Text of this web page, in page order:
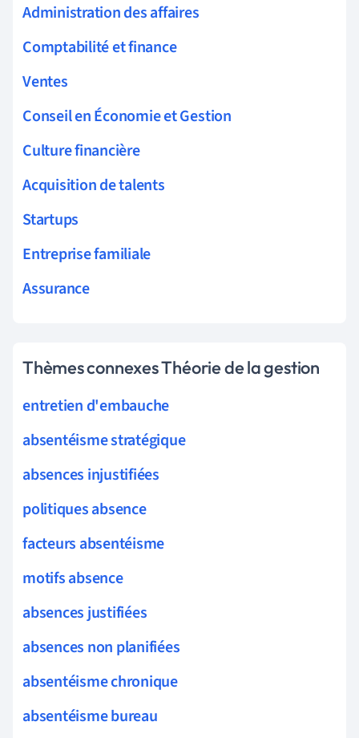
Administration des affaires
Comptabilité et finance
Ventes
Conseil en Économie et Gestion
Culture financière
Acquisition de talents
Startups
Entreprise familiale
Assurance
Thèmes connexes Théorie de la gestion
entretien d'embauche
absentéisme stratégique
absences injustifiées
politiques absence
facteurs absentéisme
motifs absence
absences justifiées
absences non planifiées
absentéisme chronique
absentéisme bureau